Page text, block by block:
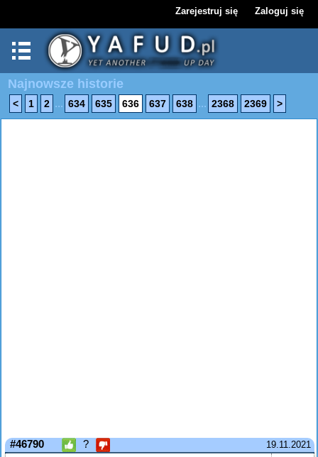
Zarejestruj się Zaloguj się
Najnowsze historie
< 1 2 ... 634 635 636 637 638 ... 2368 2369 >
19.11.2021
#46790 ?